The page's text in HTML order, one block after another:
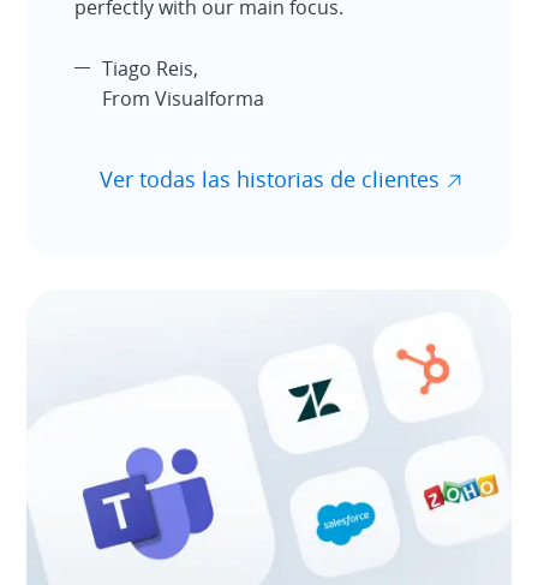
perfectly with our main focus.
Tiago Reis,
From Visualforma
Ver todas las historias de clientes